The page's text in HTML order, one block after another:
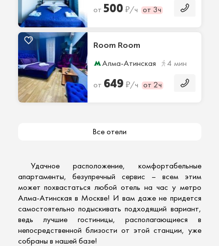
от 500 ₽/ч от 3ч
Room Room
Алма-Атинская 4 мин
от 649 ₽/ч от 2ч
Все отели
Удачное расположение, комфортабельные
апартаменты, безупречный сервис – всем этим
может похвастаться любой отель на час у метро
Алма-Атинская в Москве! И вам даже не придется
самостоятельно подыскивать подходящий вариант,
ведь лучшие гостиницы, располагающиеся в
непосредственной близости от этой станции, уже
собраны в нашей базе!